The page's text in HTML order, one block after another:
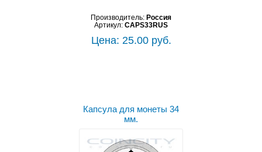
Производитель: Россия
Артикул: CAPS33RUS
Цена: 25.00 руб.
Капсула для монеты 34
мм.